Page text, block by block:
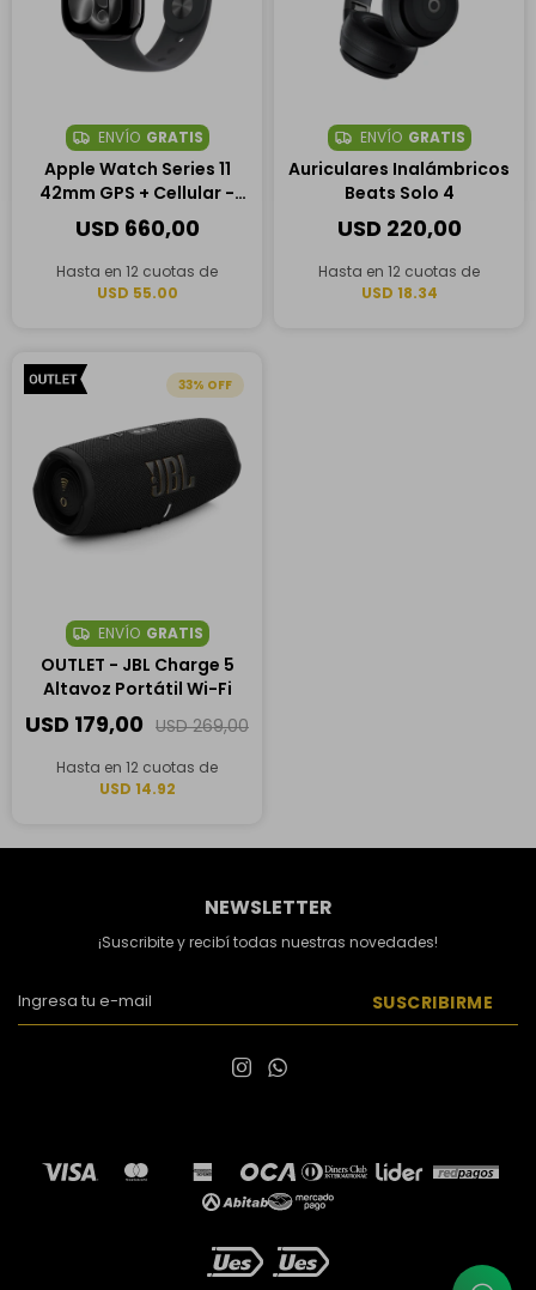
ENVÍO GRATIS
Apple Watch Series 11
42mm GPS + Cellular -
Negro
USD 660,00
Hasta en 12 cuotas de
USD 55.00
ENVÍO GRATIS
Auriculares Inalámbricos
Beats Solo 4
USD 220,00
Hasta en 12 cuotas de
USD 18.34
33
ENVÍO GRATIS
OUTLET - JBL Charge 5
Altavoz Portátil Wi-Fi
USD 179,00 USD 269,00
Hasta en 12 cuotas de
USD 14.92
NEWSLETTER
¡Suscribite y recibí todas nuestras novedades!
SUSCRIBIRME
 